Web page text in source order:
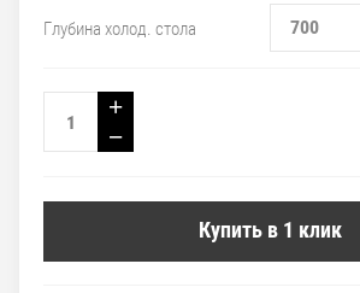
Глубина холод. стола 700
+
−
Купить в 1 клик